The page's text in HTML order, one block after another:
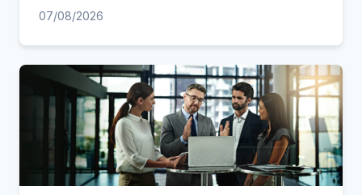
07/08/2026